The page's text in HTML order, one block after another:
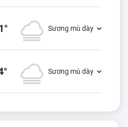
Sương mù dày
Sương mù dày